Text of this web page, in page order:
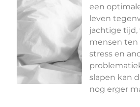
een
leven
jachtige tijd,
mensen ten
stress en
slapen kan
nog erger